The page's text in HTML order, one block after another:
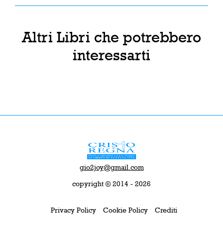
Altri Libri che potrebbero
interessarti
gio2joy@gmail.com
copyright © 2014 - 2026
Privacy Policy Cookie Policy Crediti